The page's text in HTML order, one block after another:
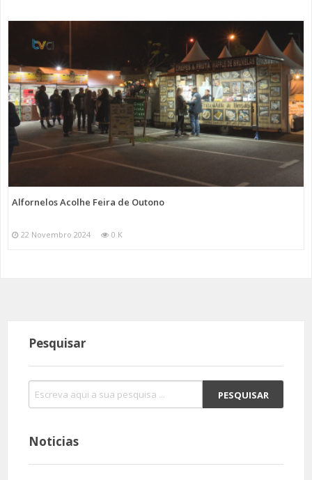
Alfornelos Acolhe Feira de Outono
22 Novembro 2024 0 K
Pesquisar
Noticias